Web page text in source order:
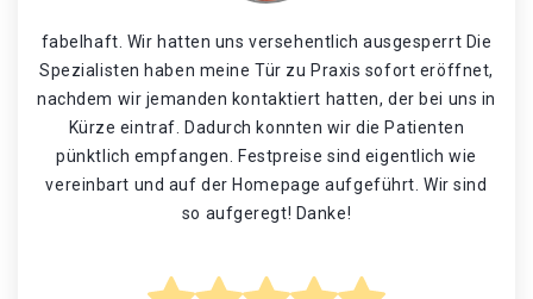
fabelhaft. Wir hatten uns versehentlich ausgesperrt Die
Spezialisten haben meine Tür zu Praxis sofort eröffnet,
nachdem wir jemanden kontaktiert hatten, der bei uns in
Kürze eintraf. Dadurch konnten wir die Patienten
pünktlich empfangen. Festpreise sind eigentlich wie
vereinbart und auf der Homepage aufgeführt. Wir sind
so aufgeregt! Danke!